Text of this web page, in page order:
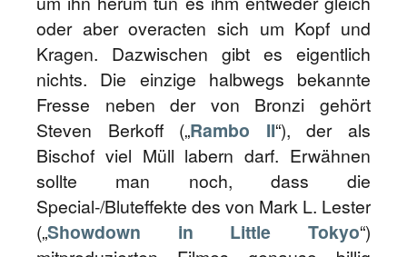
oder aber overacten sich um Kopf und
Kragen. Dazwischen gibt es eigentlich
nichts. Die einzige halbwegs bekannte
Fresse neben der von Bronzi gehört
Steven Berkoff („Rambo II“), der als
Bischof viel Müll labern darf. Erwähnen
sollte man noch, dass die
Special-/Bluteffekte des von Mark L. Lester
(„Showdown in Little Tokyo“)